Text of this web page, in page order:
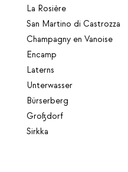
La Rosière
San Martino di Castrozza
Champagny en Vanoise
Encamp
Laterns
Unterwasser
Bürserberg
Großdorf
Sirkka